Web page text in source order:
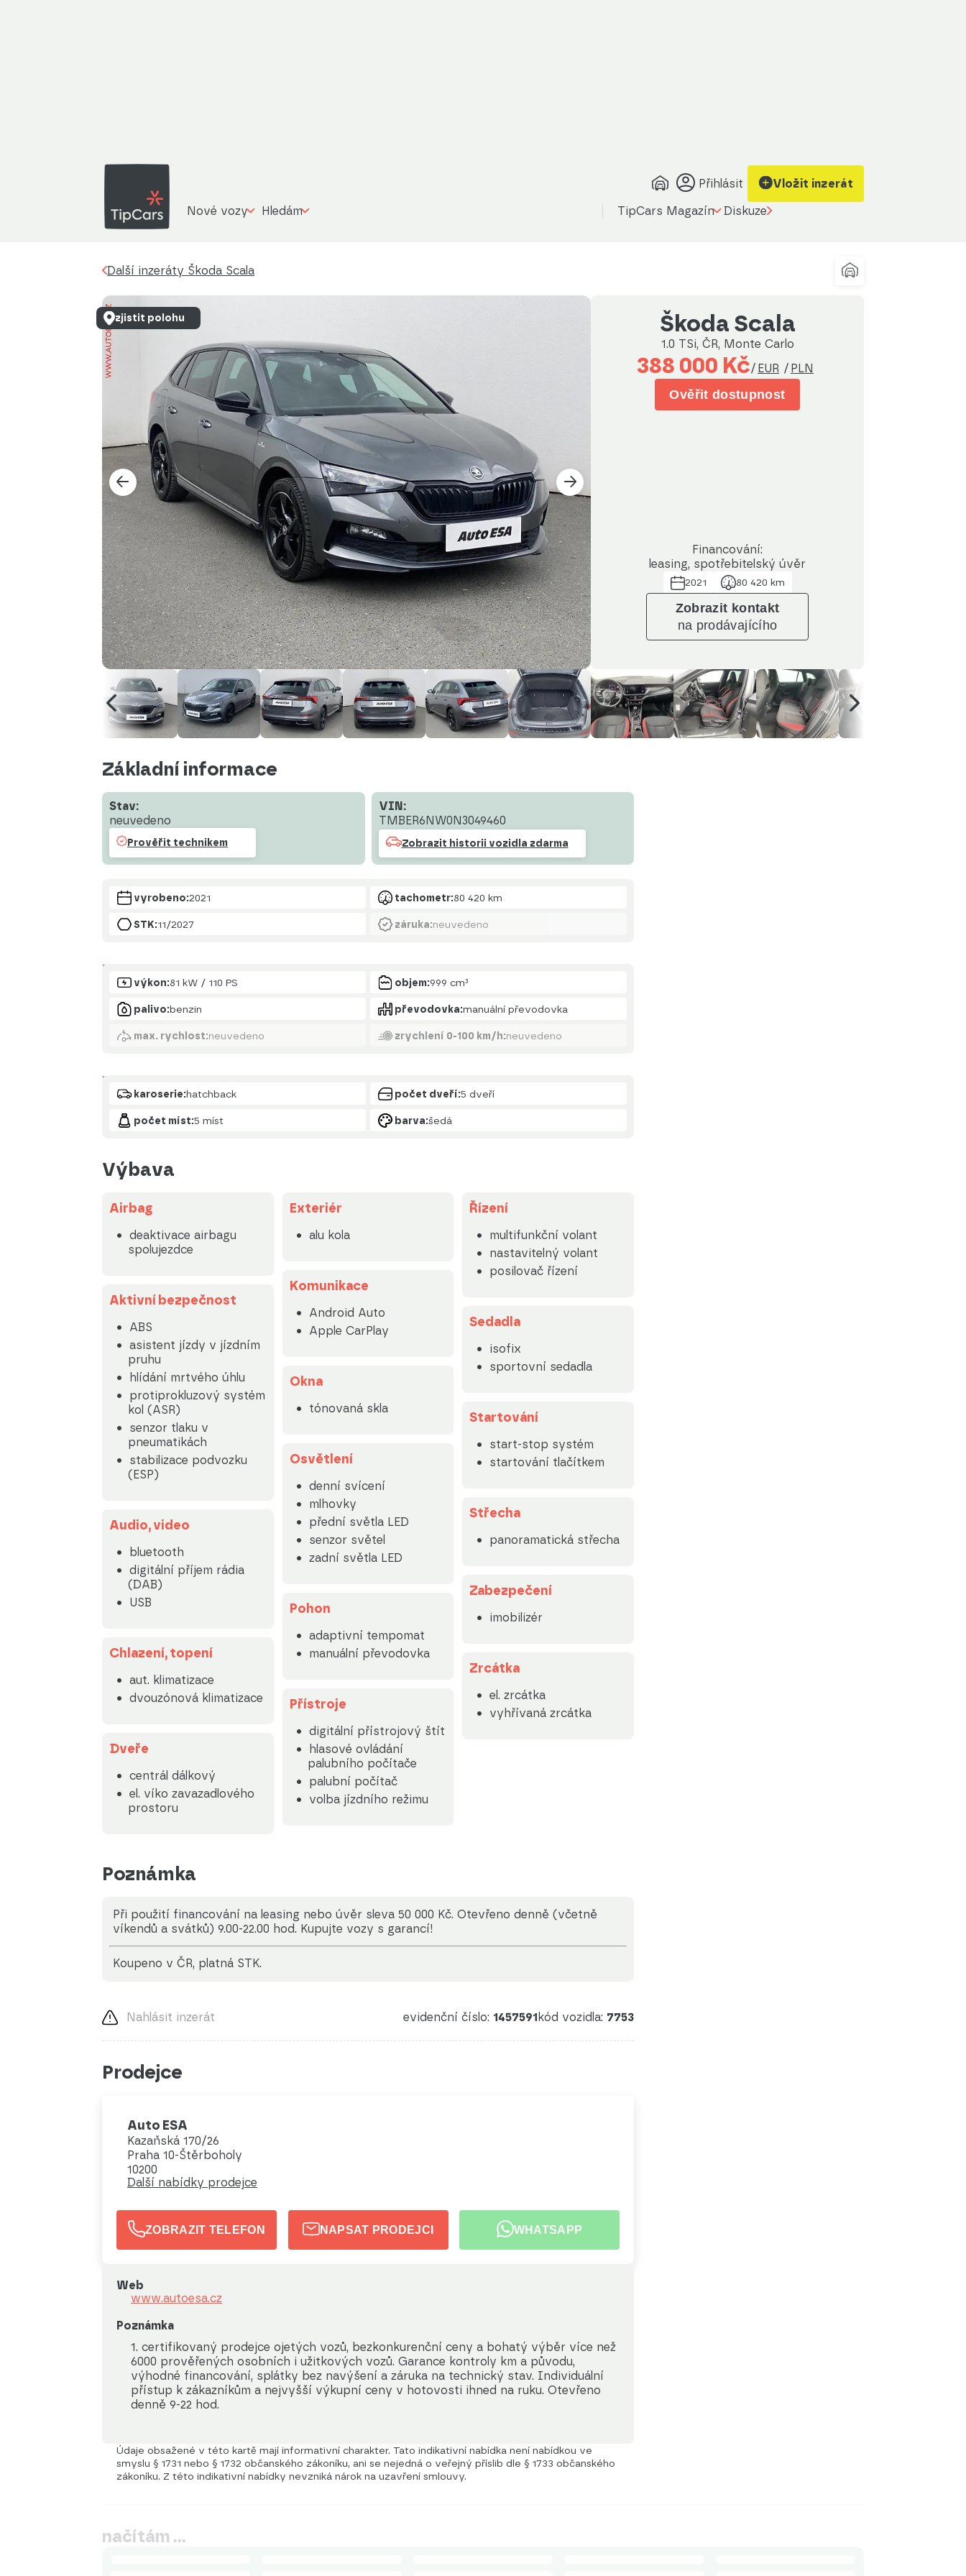
Přihlásit Vložit inzerát
Nové vozy Hledám TipCars Magazín Diskuze
Další inzeráty Škoda Scala
Škoda Scala
1.0 TSi, ČR, Monte Carlo
388 000 Kč/ EUR / PLN
Ověřit dostupnost
Financování:
leasing, spotřebitelský úvěr
2021 80 420 km
Zobrazit kontakt
na prodávajícího
zjistit polohu
Základní informace
Stav:
neuvedeno
Prověřit technikem
VIN:
TMBER6NW0N3049460
Zobrazit historii vozidla zdarma
vyrobeno:2021 tachometr:80 420 km
STK:11/2027 záruka:neuvedeno
Motor
výkon:81 kW / 110 PS objem:999 cm³
palivo:benzin převodovka:manuální převodovka
max. rychlost:neuvedeno zrychlení 0-100 km/h:neuvedeno
Karoserie
karoserie:hatchback počet dveří:5 dveří
počet míst:5 míst barva:šedá
Výbava
Airbag
deaktivace airbagu
spolujezdce
Aktivní bezpečnost
ABS
asistent jízdy v jízdním
pruhu
hlídání mrtvého úhlu
protiprokluzový systém
kol (ASR)
senzor tlaku v
pneumatikách
stabilizace podvozku
(ESP)
Audio, video
bluetooth
digitální příjem rádia
(DAB)
USB
Chlazení, topení
aut. klimatizace
dvouzónová klimatizace
Dveře
centrál dálkový
el. víko zavazadlového
prostoru
Exteriér
alu kola
Komunikace
Android Auto
Apple CarPlay
Okna
tónovaná skla
Osvětlení
denní svícení
mlhovky
přední světla LED
senzor světel
zadní světla LED
Pohon
adaptivní tempomat
manuální převodovka
Přístroje
digitální přístrojový štít
hlasové ovládání
palubního počítače
palubní počítač
volba jízdního režimu
Řízení
multifunkční volant
nastavitelný volant
posilovač řízení
Sedadla
isofix
sportovní sedadla
Startování
start-stop systém
startování tlačítkem
Střecha
panoramatická střecha
Zabezpečení
imobilizér
Zrcátka
el. zrcátka
vyhřívaná zrcátka
Poznámka
Při použití financování na leasing nebo úvěr sleva 50 000 Kč. Otevřeno denně (včetně
víkendů a svátků) 9.00-22.00 hod. Kupujte vozy s garancí!
koupeno v ČR, platná STK.
evidenční číslo: 1457591 kód vozidla: 7753
Nahlásit inzerát
Prodejce
Auto ESA
Kazaňská 170/26
Praha 10-Štěrboholy
10200
Další nabídky prodejce
ZOBRAZIT TELEFON NAPSAT PRODEJCI WHATSAPP
Web
www.autoesa.cz
Poznámka
1. certifikovaný prodejce ojetých vozů, bezkonkurenční ceny a bohatý výběr více než
6000 prověřených osobních i užitkových vozů. Garance kontroly km a původu,
výhodné financování, splátky bez navýšení a záruka na technický stav. Individuální
přístup k zákazníkům a nejvyšší výkupní ceny v hotovosti ihned na ruku. Otevřeno
denně 9-22 hod.
Údaje obsažené v této kartě mají informativní charakter. Tato indikativní nabídka není nabídkou ve
smyslu § 1731 nebo § 1732 občanského zákoníku, ani se nejedná o veřejný příslib dle § 1733 občanského
zákoníku. Z této indikativní nabídky nevzniká nárok na uzavření smlouvy.
načítám …